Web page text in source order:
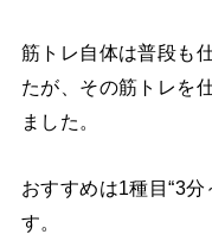
筋トレ自体は普段も
たが、その筋トレを
ました。
おすすめは1種目“3
す。